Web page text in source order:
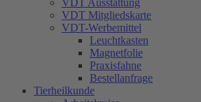
VDT Ausstattung
VDT Mitgliedskarte
VDT-Werbemittel
Leuchtkasten
Magnetfolie
Praxisfahne
Bestellanfrage
Tierheilkunde